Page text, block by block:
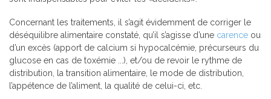
Concernant les traitements, il s’agit évidemment de corriger le
déséquilibre alimentaire constaté, qu’il s’agisse d’une carence ou
d’un excès (apport de calcium si hypocalcémie, précurseurs du
glucose en cas de toxémie ...), et/ou de revoir le rythme de
distribution, la transition alimentaire, le mode de distribution,
l’appétence de l’aliment, la qualité de celui-ci, etc.